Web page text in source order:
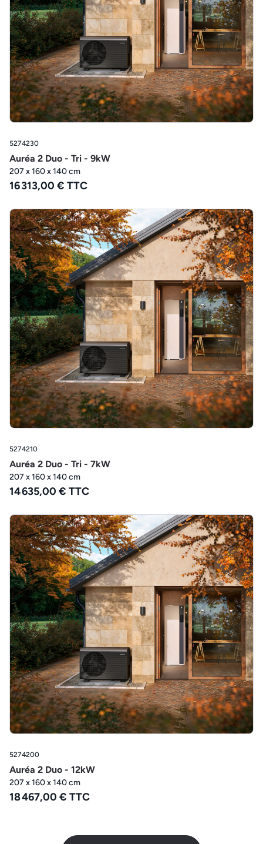
5274230
Auréa 2 Duo - Tri - 9kW
207 x 160 x 140 cm
16 313,00 € TTC
5274210
Auréa 2 Duo - Tri - 7kW
207 x 160 x 140 cm
14 635,00 € TTC
5274200
Auréa 2 Duo - 12kW
207 x 160 x 140 cm
18 467,00 € TTC